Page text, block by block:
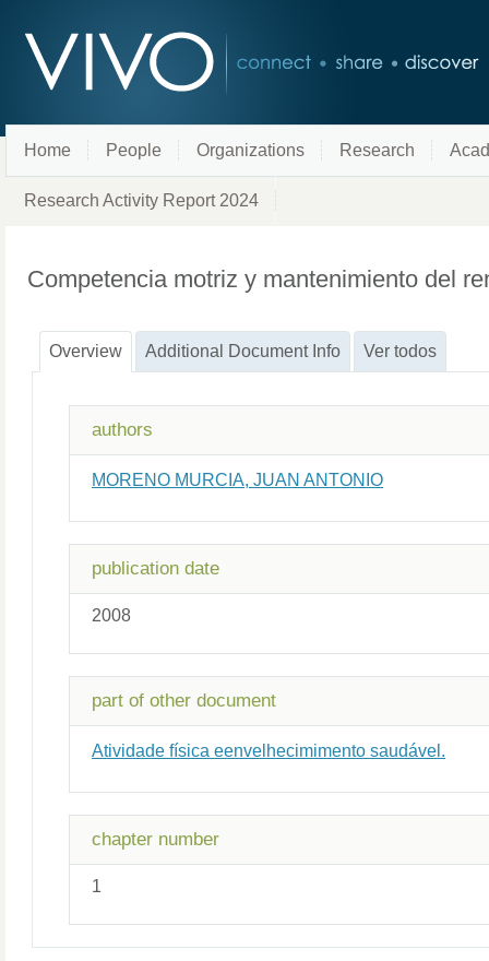
Home People Organizations Research
Research Activity Report 2024
Competencia motriz y mantenimiento del
Overview Additional Document Info Ver todos
authors
MORENO MURCIA, JUAN ANTONIO
publication date
2008
part of other document
Atividade física eenvelhecimimento saudável.
chapter number
1